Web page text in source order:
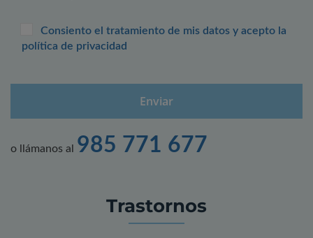
Consiento el tratamiento de mis datos y acepto la
política de privacidad
o llámanos al 985 771 677
Trastornos